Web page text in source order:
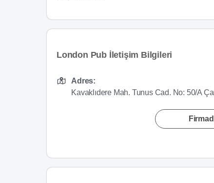
London Pub İletişim Bilgileri
Adres:
Kavaklıdere Mah. Tunus Cad. No: 50/A